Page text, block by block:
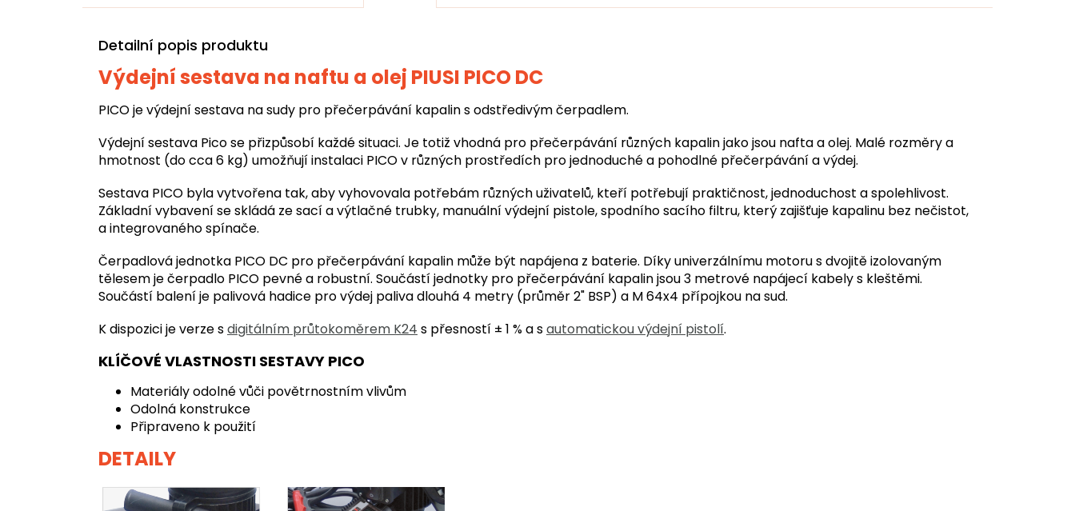
Detailní popis produktu
Výdejní sestava na naftu a olej PIUSI PICO DC
PICO je výdejní sestava na sudy pro přečerpávání kapalin s odstředivým čerpadlem.
Výdejní sestava Pico se přizpůsobí každé situaci. Je totiž vhodná pro přečerpávání různých kapalin jako jsou nafta a olej. Malé rozměry a
hmotnost (do cca 6 kg) umožňují instalaci PICO v různých prostředích pro jednoduché a pohodlné přečerpávání a výdej.
Sestava PICO byla vytvořena tak, aby vyhovovala potřebám různých uživatelů, kteří potřebují praktičnost, jednoduchost a spolehlivost.
Základní vybavení se skládá ze sací a výtlačné trubky, manuální výdejní pistole, spodního sacího filtru, který zajišťuje kapalinu bez nečistot,
a integrovaného spínače.
Čerpadlová jednotka PICO DC pro přečerpávání kapalin může být napájena z baterie. Díky univerzálnímu motoru s dvojitě izolovaným
tělesem je čerpadlo PICO pevné a robustní. Součástí jednotky pro přečerpávání kapalin jsou 3 metrové napájecí kabely s kleštěmi.
Součástí balení je palivová hadice pro výdej paliva dlouhá 4 metry (průměr 2" BSP) a M 64x4 přípojkou na sud.
K dispozici je verze sdigitálním průtokoměrem K24 s přesností ± 1 % a sautomatickou výdejní pistolí.
KLÍČOVÉ VLASTNOSTI SESTAVY PICO
Materiály odolné vůči povětrnostním vlivům
Odolná konstrukce
Připraveno k použití
DETAILY